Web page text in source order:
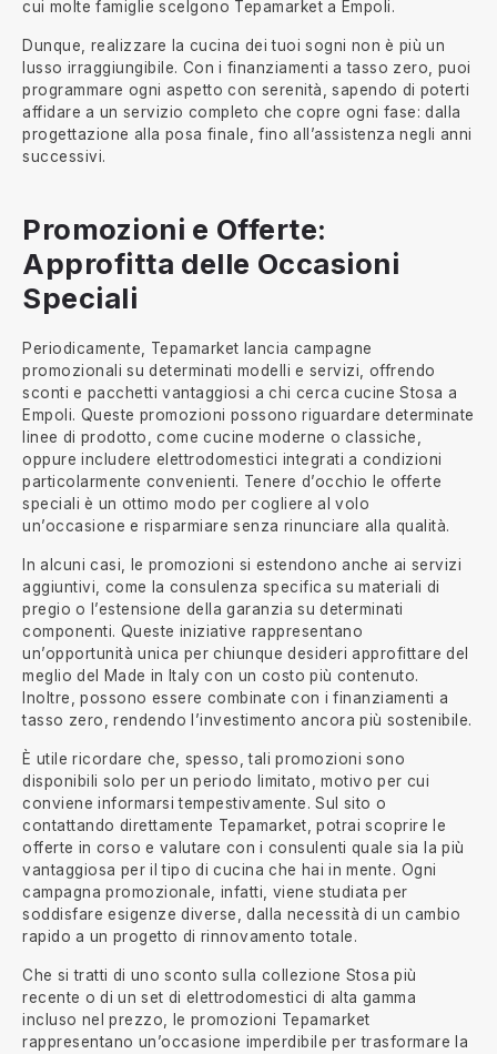
cui molte famiglie scelgono Tepamarket a Empoli.
Dunque, realizzare la cucina dei tuoi sogni non è più un
lusso irraggiungibile. Con i finanziamenti a tasso zero, puoi
programmare ogni aspetto con serenità, sapendo di poterti
affidare a un servizio completo che copre ogni fase: dalla
progettazione alla posa finale, fino all’assistenza negli anni
successivi.
Promozioni e Offerte:
Approfitta delle Occasioni
Speciali
Periodicamente, Tepamarket lancia campagne
promozionali su determinati modelli e servizi, offrendo
sconti e pacchetti vantaggiosi a chi cerca cucine Stosa a
Empoli. Queste promozioni possono riguardare determinate
linee di prodotto, come cucine moderne o classiche,
oppure includere elettrodomestici integrati a condizioni
particolarmente convenienti. Tenere d’occhio le offerte
speciali è un ottimo modo per cogliere al volo
un’occasione e risparmiare senza rinunciare alla qualità.
In alcuni casi, le promozioni si estendono anche ai servizi
aggiuntivi, come la consulenza specifica su materiali di
pregio o l’estensione della garanzia su determinati
componenti. Queste iniziative rappresentano
un’opportunità unica per chiunque desideri approfittare del
meglio del Made in Italy con un costo più contenuto.
Inoltre, possono essere combinate con i finanziamenti a
tasso zero, rendendo l’investimento ancora più sostenibile.
È utile ricordare che, spesso, tali promozioni sono
disponibili solo per un periodo limitato, motivo per cui
conviene informarsi tempestivamente. Sul sito o
contattando direttamente Tepamarket, potrai scoprire le
offerte in corso e valutare con i consulenti quale sia la più
vantaggiosa per il tipo di cucina che hai in mente. Ogni
campagna promozionale, infatti, viene studiata per
soddisfare esigenze diverse, dalla necessità di un cambio
rapido a un progetto di rinnovamento totale.
Che si tratti di uno sconto sulla collezione Stosa più
recente o di un set di elettrodomestici di alta gamma
incluso nel prezzo, le promozioni Tepamarket
rappresentano un’occasione imperdibile per trasformare la